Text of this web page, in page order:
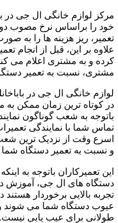
مرکز لوازم خانگی ال جی در
خود را براساس نرخ مصوب
تعمیر، ریز هزینه ها را به
علاوه بر این، قبل از انجام
کرده و به مشتری اعلام می
مشتری، نسبت به تعمیر
لوازم خانگی ال جی در
در کوتاه ترین زمان ممکن به
باتوجه به شعب گوناگون
تماس شما با نمایندگی
اسرع وقت از نزدیک ترین
و نسبت به تعمیر دستگاه شما
این تعمیرکاران باتوجه به
دستگاه های ال جی، آموزش
تجربه بالایی برخوردار هستند
عیوب دستگاه شما می شوند
طولانی برای عیب یابی نیست.